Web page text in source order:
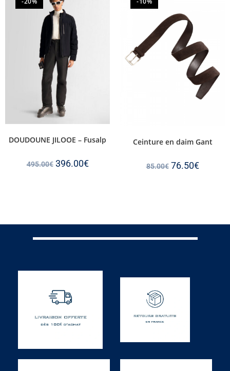
DOUDOUNE JILOOE – Fusalp
495.00€ 396.00€
Ceinture en daim Gant
85.00€ 76.50€